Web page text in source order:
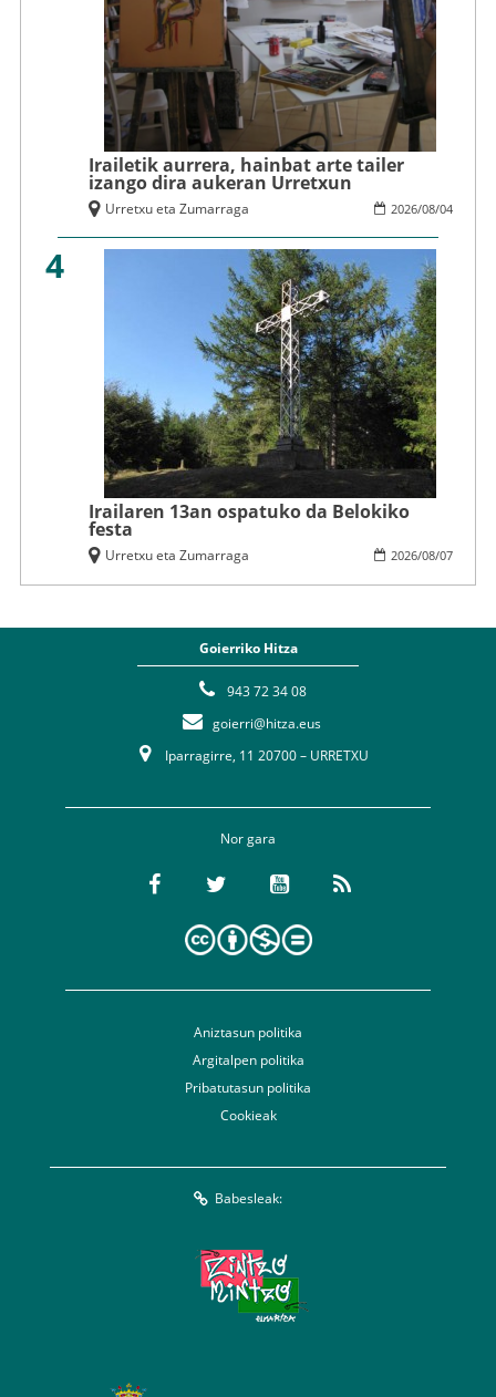
Irailetik aurrera, hainbat arte tailer
izango dira aukeran Urretxun
2026/08/04
Urretxu eta Zumarraga
4
Irailaren 13an ospatuko da Belokiko
festa
2026/08/07
Urretxu eta Zumarraga
Goierriko Hitza
943 72 34 08
goierri@hitza.eus
Iparragirre, 11 20700 – URRETXU
Nor gara
Aniztasun politika
Argitalpen politika
Pribatutasun politika
Cookieak
Babesleak: